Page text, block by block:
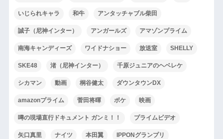
いじられキャラ 和牛 アンタッチャブル柴田
誠子（尼神インター） アンガールズ アマゾンプライム
南海キャンディーズ ワイドナショー 放送室 SHELLY
SKE48 渚（尼神インター） 千原ジュニアのヘベレケ
シカマン 動画 桐谷健太 ダウンタウンDX
amazonプライム 菅田将暉 ボケ 映画
噂の現場直行ドキュメント ガンミ！！ プライムビデオ
矢口真里 ナイツ 本田翼 IPPONグランプリ